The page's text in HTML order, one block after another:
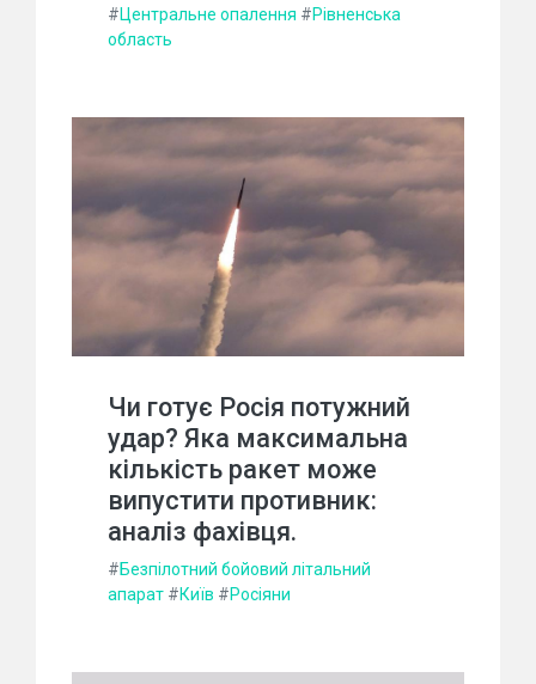
#Центральне опалення #Рівненська
область
Чи готує Росія потужний
удар? Яка максимальна
кількість ракет може
випустити противник:
аналіз фахівця.
#Безпілотний бойовий літальний
апарат #Київ #Росіяни